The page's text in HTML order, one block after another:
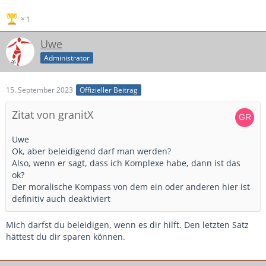
1
Uwe
Administrator
15. September 2023 Offizieller Beitrag
Zitat von granitX
Uwe
Ok, aber beleidigend darf man werden?
Also, wenn er sagt, dass ich Komplexe habe, dann ist das
ok?
Der moralische Kompass von dem ein oder anderen hier ist
definitiv auch deaktiviert
Mich darfst du beleidigen, wenn es dir hilft. Den letzten Satz
hättest du dir sparen können.